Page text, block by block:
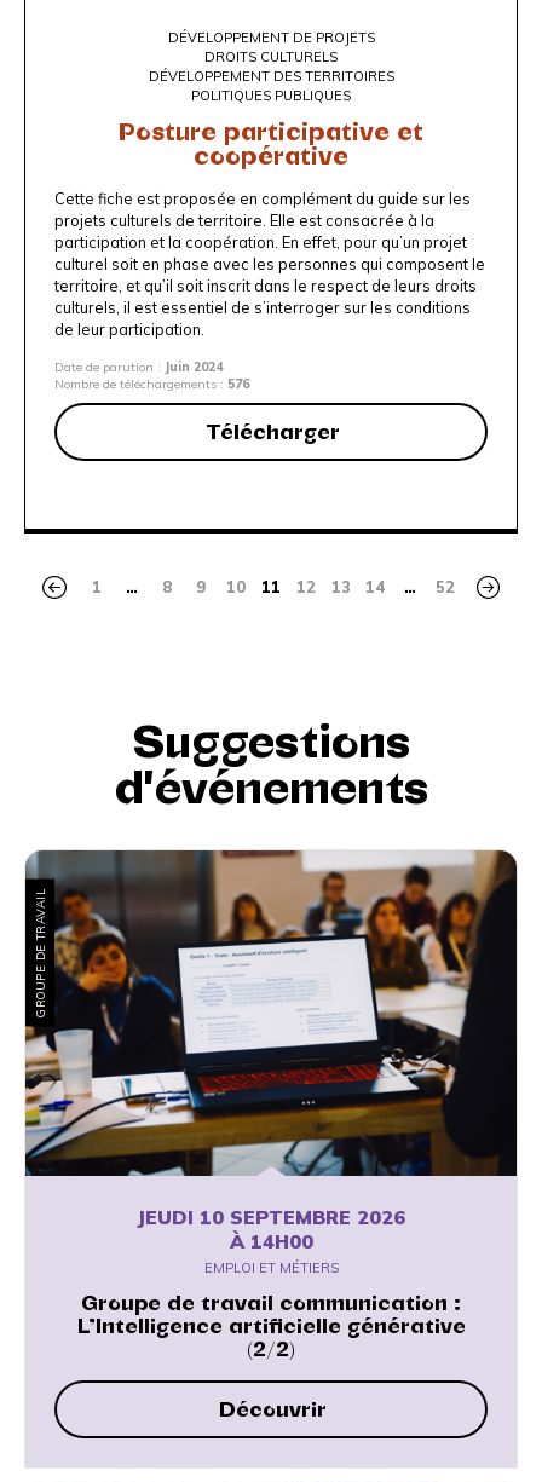
DÉVELOPPEMENT DE PROJETS
DROITS CULTURELS
DÉVELOPPEMENT DES TERRITOIRES
POLITIQUES PUBLIQUES
Posture participative et
coopérative
Cette fiche est proposée en complément du guide sur les
projets culturels de territoire . Elle est consacrée à la
participation et la coopération. En effet, pour qu’un projet
culturel soit en phase avec les personnes qui composent le
territoire, et qu’il soit inscrit dans le respect de leurs droits
culturels, il est essentiel de s’interroger sur les conditions
de leur participation.
Date de parution : Juin 2024
Nombre de téléchargements : 576
Télécharger
1 … 8 9 10 11 12 13 14 … 52
Suggestions
d'événements
GROUPE DE TRAVAIL
JEUDI 10 SEPTEMBRE 2026
À 14H00
EMPLOI ET MÉTIERS
Groupe de travail communication :
L’Intelligence artificielle générative
(2/2)
Découvrir